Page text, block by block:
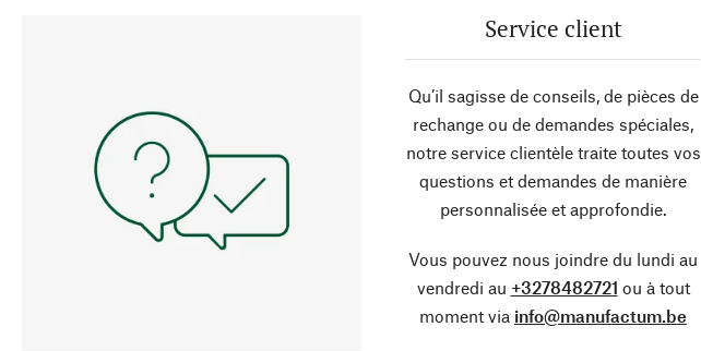
Service client
Qu’il sagisse de conseils, de pièces de
rechange ou de demandes spéciales,
notre service clientèle traite toutes vos
questions et demandes de manière
personnalisée et approfondie.
Vous pouvez nous joindre du lundi au
vendredi au +3278482721 ou à tout
moment via info@manufactum.be